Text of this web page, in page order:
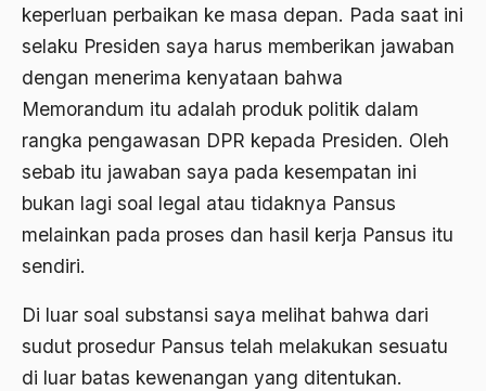
keperluan perbaikan ke masa depan. Pada saat ini
selaku Presiden saya harus memberikan jawaban
dengan menerima kenyataan bahwa
Memorandum itu adalah produk politik dalam
rangka pengawasan DPR kepada Presiden. Oleh
sebab itu jawaban saya pada kesempatan ini
bukan lagi soal legal atau tidaknya Pansus
melainkan pada proses dan hasil kerja Pansus itu
sendiri.
Di luar soal substansi saya melihat bahwa dari
sudut prosedur Pansus telah melakukan sesuatu
di luar batas kewenangan yang ditentukan.
bank
Bank Central Amerika
Bank Mualat Indonesia
Bank Perkeditan rakyat
Bank Summa
bank syariah
Banser
Banten
Banyuwangi